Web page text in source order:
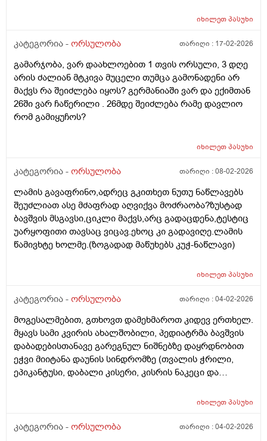
მიუხედავად? თუ არ შეწუხდებით, დეტალურად რომ
მადლობა!
იხილეთპასუხი
კატეგორია - ორსულობა თარიღი : 17-02-2026
გამარჯობა, ვარ დაახლოებით 1 თვის ორსული, 3 დღე
არის ძალიან მტკივა მუცელი თუმცა გამონადენი არ
მაქვს რა შეიძლება იყოს? გერმანიაში ვარ და ექიმთან
26ში ვარ ჩაწერილი . 26მდე შეიძლება რამე დავლიო
რომ გამიყუჩოს?
იხილეთპასუხი
კატეგორია - ორსულობა თარიღი :08-02-2026
ლამის გავაფრინო,ადრეც გკითხეთ ნუთუ ნაწლავებს
შეუძლიათ ასე მძაფრად აღვიქვა მოძრაობა?ზუსტად
ბავშვის მსგავსი,ციკლი მაქვს,არც გადაცდენა,ტესტიც
უარყოფითი თავსაც ვიცავ.ეხოც კი გადავიღე.ლამის
წამივხტე ხოლმე.(ზოგადად მაწუხებს კუჭ-ნაწლავი)
იხილეთპასუხი
კატეგორია - ორსულობა თარიღი :04-02-2026
მოგესალმებით, გთხოვთ დამეხმაროთ კიდევ ერთხელ.
მყავს სამი კვირის ახალშობილი, პედიატრმა ბავშვის
დაბადებისთანავე გარეგნულ ნიშნებზე დაყრდნობით
ეჭვი მიიტანა დაუნის სინდრომზე (თვალის ჭრილი,
ეპიკანტუსი, დაბალი კისერი, კისრის ნაკეცი და
აღმოაჩნდა გულის მანკი, ასევე სმენის პრობლემა და
მირჩიოთ ჯერ გენეტიკოსის კონსულტაცია მჭირდება
იხილეთპასუხი
კატეგორია - ორსულობა თარიღი :04-02-2026